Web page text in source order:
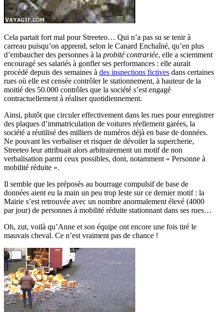
Cela partait fort mal pour Streeteo… Qui n’a pas su se tenir à
carreau puisqu’on apprend, selon le Canard Enchaîné, qu’en plus
d’embaucher des personnes à la probité contrariée, elle a sciemment
encouragé ses salariés à gonfler ses performances : elle aurait
procédé depuis des semaines à des inspections fictives dans certaines
rues où elle est censée contrôler le stationnement, à hauteur de la
moitié des 50.000 contrôles que la société s’est engagé
contractuellement à réaliser quotidiennement.
Ainsi, plutôt que circuler effectivement dans les rues pour enregistrer
des plaques d’immatriculation de voitures réellement garées, la
société a réutilisé des milliers de numéros déjà en base de données.
Ne pouvant les verbaliser et risquer de dévoiler la supercherie,
Streeteo leur attribuait alors arbitrairement un motif de non
verbalisation parmi ceux possibles, dont, notamment « Personne à
mobilité réduite ».
Il semble que les préposés au bourrage compulsif de base de
données aient eu la main un peu trop leste sur ce dernier motif : la
Mairie s’est retrouvée avec un nombre anormalement élevé (4000
par jour) de personnes à mobilité réduite stationnant dans ses rues…
Oh, zut, voilà qu’Anne et son équipe ont encore une fois tiré le
mauvais cheval. Ce n’est vraiment pas de chance !